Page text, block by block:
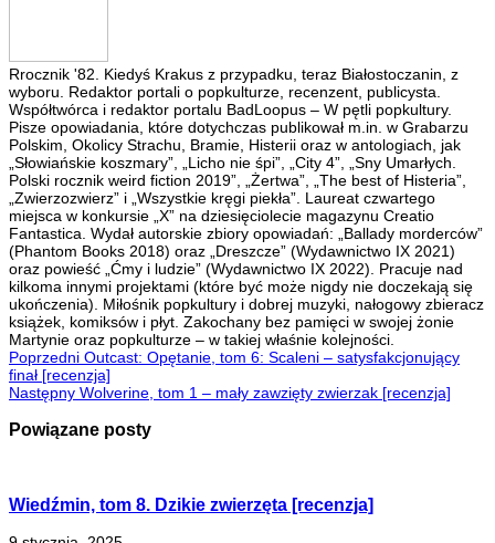
Rrocznik '82. Kiedyś Krakus z przypadku, teraz Białostoczanin, z
wyboru. Redaktor portali o popkulturze, recenzent, publicysta.
Współtwórca i redaktor portalu BadLoopus – W pętli popkultury.
Pisze opowiadania, które dotychczas publikował m.in. w Grabarzu
Polskim, Okolicy Strachu, Bramie, Histerii oraz w antologiach, jak
„Słowiańskie koszmary”, „Licho nie śpi”, „City 4”, „Sny Umarłych.
Polski rocznik weird fiction 2019”, „Żertwa”, „The best of Histeria”,
„Zwierzozwierz” i „Wszystkie kręgi piekła”. Laureat czwartego
miejsca w konkursie „X” na dziesięciolecie magazynu Creatio
Fantastica. Wydał autorskie zbiory opowiadań: „Ballady morderców”
(Phantom Books 2018) oraz „Dreszcze” (Wydawnictwo IX 2021)
oraz powieść „Ćmy i ludzie” (Wydawnictwo IX 2022). Pracuje nad
kilkoma innymi projektami (które być może nigdy nie doczekają się
ukończenia). Miłośnik popkultury i dobrej muzyki, nałogowy zbieracz
książek, komiksów i płyt. Zakochany bez pamięci w swojej żonie
Martynie oraz popkulturze – w takiej właśnie kolejności.
Poprzedni Outcast: Opętanie, tom 6: Scaleni – satysfakcjonujący
finał [recenzja]
Następny Wolverine, tom 1 – mały zawzięty zwierzak [recenzja]
Powiązane posty
Wiedźmin, tom 8. Dzikie zwierzęta [recenzja]